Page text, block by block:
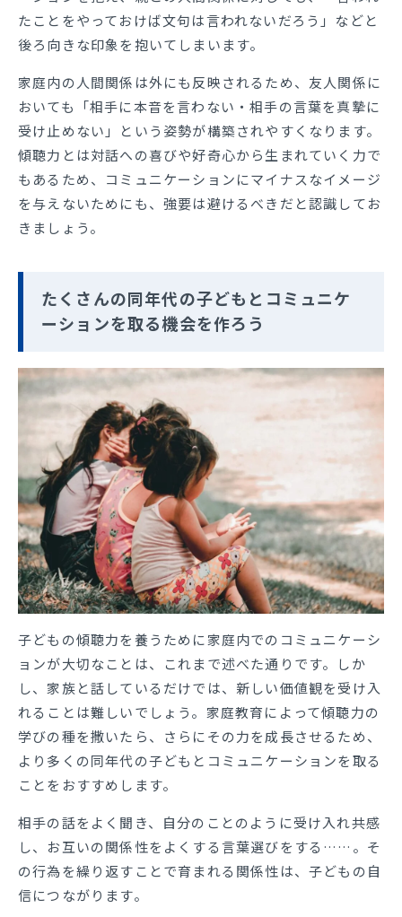
たことをやっておけば文句は言われないだろう」などと
後ろ向きな印象を抱いてしまいます。
家庭内の人間関係は外にも反映されるため、友人関係に
おいても「相手に本音を言わない・相手の言葉を真摯に
受け止めない」という姿勢が構築されやすくなります。
傾聴力とは対話への喜びや好奇心から生まれていく力で
もあるため、コミュニケーションにマイナスなイメージ
を与えないためにも、強要は避けるべきだと認識してお
きましょう。
たくさんの同年代の子どもとコミュニケ
ーションを取る機会を作ろう
子どもの傾聴力を養うために家庭内でのコミュニケーシ
ョンが大切なことは、これまで述べた通りです。しか
し、家族と話しているだけでは、新しい価値観を受け入
れることは難しいでしょう。家庭教育によって傾聴力の
学びの種を撒いたら、さらにその力を成長させるため、
より多くの同年代の子どもとコミュニケーションを取る
ことをおすすめします。
相手の話をよく聞き、自分のことのように受け入れ共感
し、お互いの関係性をよくする言葉選びをする……。そ
の行為を繰り返すことで育まれる関係性は、子どもの自
信につながります。